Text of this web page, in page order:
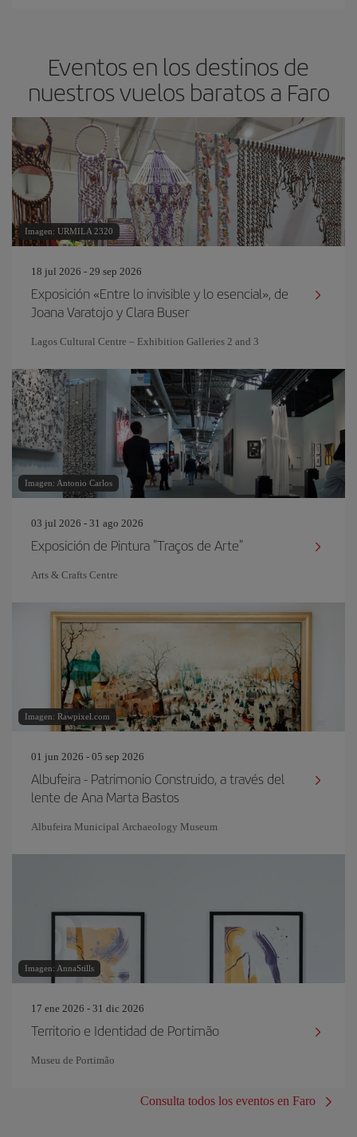
Eventos en los destinos de
nuestros vuelos baratos a Faro
Imagen: URMILA 2320
18 jul 2026 - 29 sep 2026
Exposición «Entre lo invisible y lo esencial», de
Joana Varatojo y Clara Buser
Lagos Cultural Centre – Exhibition Galleries 2 and 3
Imagen: Antonio Carlos
03 jul 2026 - 31 ago 2026
Exposición de Pintura "Traços de Arte"
Arts & Crafts Centre
Imagen: Rawpixel.com
01 jun 2026 - 05 sep 2026
Albufeira - Patrimonio Construido, a través del
lente de Ana Marta Bastos
Albufeira Municipal Archaeology Museum
Imagen: AnnaStills
17 ene 2026 - 31 dic 2026
Territorio e Identidad de Portimão
Museu de Portimão
Consulta todos los eventos en Faro